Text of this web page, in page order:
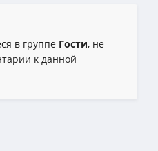
в группе Гости, не
к данной